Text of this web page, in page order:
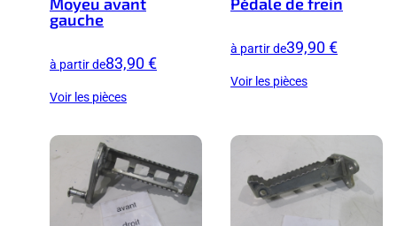
gauche
à partir de83,90 €
Voir les pièces
à partir de39,90 €
Voir les pièces